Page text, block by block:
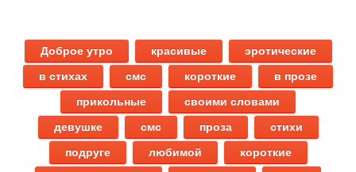
Доброе утро красивые
эротические
в стихах
смс короткие
в прозе
прикольные
своими словами
девушке
смс проза
стихи
подруге
любимой
короткие